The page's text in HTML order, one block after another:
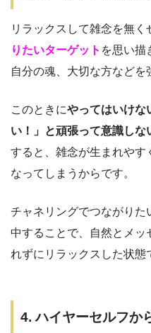
リラックスして雑念を無く
りたいターゲット を思い描
自分の魂、大切な方などを
このときにやってはいけな
い！」と頑張って意識しな
すると、雑念が生まれやす
なってしまうからです。
チャネリングでつながり
中することで、自然とメッ
れずにリラックスした状態
4. ハイヤーセルフか